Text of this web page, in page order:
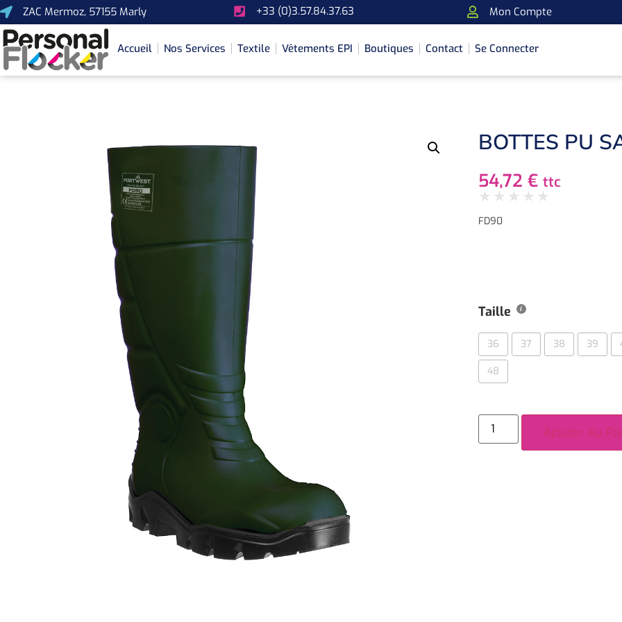
ZAC Mermoz, 57155 Marly +33 (0)3.57.84.37.63 Mon Compte
Accueil Nos Services Textile Vêtements EPI Boutiques Contact Se Connecter
BOTTES PU
54,72 € ttc
★ ★ ★ ★ ★
FD90
Taille
36 37 38 39
48
Ajouter Au